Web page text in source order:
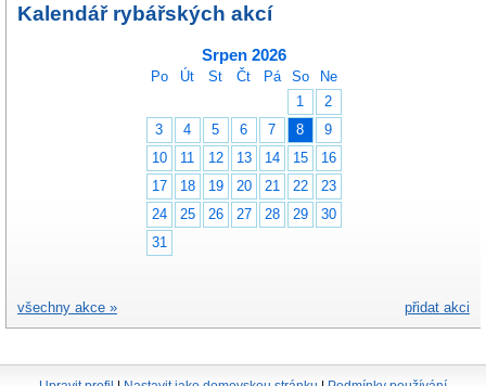
Kalendář rybářských akcí
Srpen 2026
Po Út St Čt Pá So
Ne
1
2
3
4 5 6 7 8
9
10
11 12 13 14 15
16
17
18 19 20 21 22
23
24
25 26 27 28 29
30
31
přidat akci
všechny akce »